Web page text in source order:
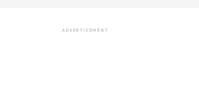
ADVERTISEMENT